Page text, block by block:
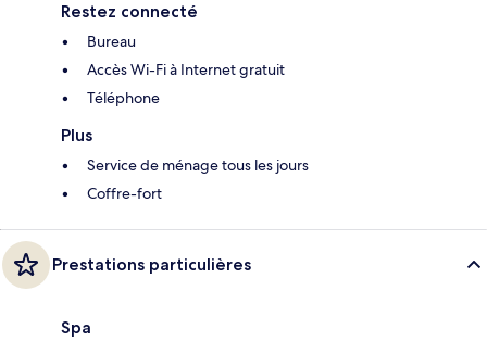
Restez connecté
Bureau
Accès Wi-Fi à Internet gratuit
Téléphone
Plus
Service de ménage tous les jours
Coffre-fort
Prestations particulières
Spa